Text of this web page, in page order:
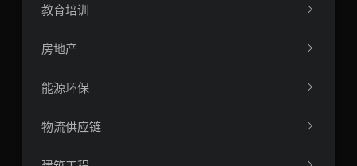
教育培训
房地产
能源环保
物流供应链